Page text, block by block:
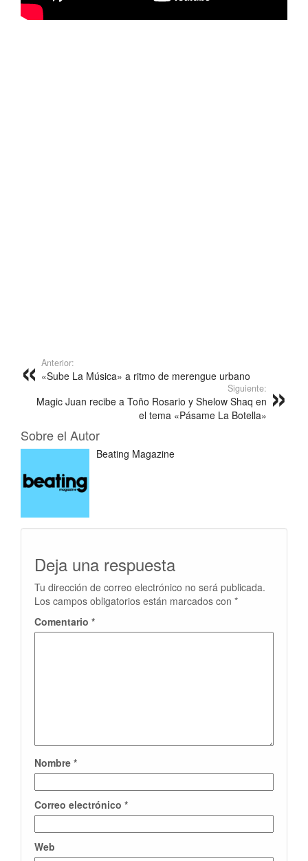
Anterior:
«Sube La Música» a ritmo de merengue urbano
Siguiente:
Magic Juan recibe a Toño Rosario y Shelow Shaq en
el tema «Pásame La Botella»
Sobre el Autor
Beating Magazine
Deja una respuesta
Tu dirección de correo electrónico no será publicada.
Los campos obligatorios están marcados con *
Comentario *
Nombre *
Correo electrónico *
Web